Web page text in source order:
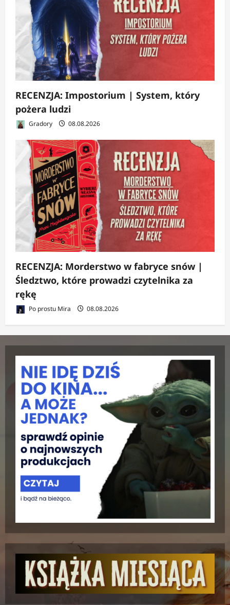
RECENZJA: Impostorium | System, który
pożera ludzi
Gradory 08.08.2026
RECENZJA: Morderstwo w fabryce snów |
Śledztwo, które prowadzi czytelnika za
rękę
Po prostu Mira 08.08.2026